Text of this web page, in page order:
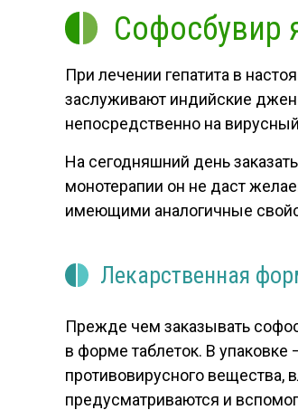
Софосбувир
При лечении гепатита в
заслуживают индийские
непосредственно на
На сегодняшний день
монотерапии он не даст
имеющими аналогичные
Лекарственная
Прежде чем заказывать
в форме таблеток. В
противовирусного вещества,
предусматриваются и